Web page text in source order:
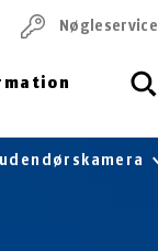
Nøgleservice